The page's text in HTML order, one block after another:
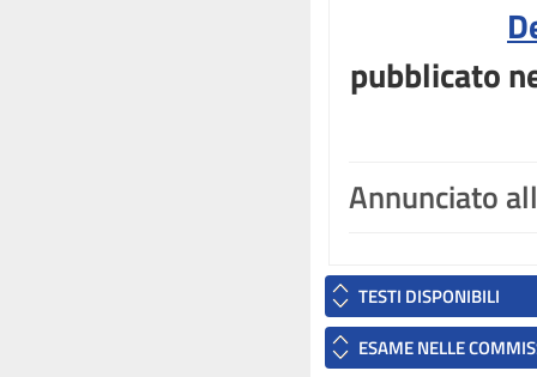
pubblicato
Annunciato
TESTI DISPONIBILI
ESAME NELLE